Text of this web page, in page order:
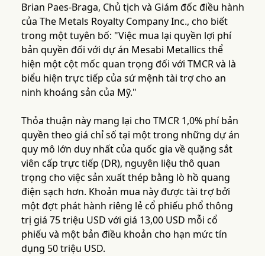
Brian Paes-Braga, Chủ tịch và Giám đốc điều hành
của The Metals Royalty Company Inc., cho biết
trong một tuyên bố: "Việc mua lại quyền lợi phí
bản quyền đối với dự án Mesabi Metallics thể
hiện một cột mốc quan trọng đối với TMCR và là
biểu hiện trực tiếp của sứ mệnh tài trợ cho an
ninh khoáng sản của Mỹ."
Thỏa thuận này mang lại cho TMCR 1,0% phí bản
quyền theo giá chỉ số tại một trong những dự án
quy mô lớn duy nhất của quốc gia về quặng sắt
viên cấp trực tiếp (DR), nguyên liệu thô quan
trọng cho việc sản xuất thép bằng lò hồ quang
điện sạch hơn. Khoản mua này được tài trợ bởi
một đợt phát hành riêng lẻ cổ phiếu phổ thông
trị giá 75 triệu USD với giá 13,00 USD mỗi cổ
phiếu và một bản điều khoản cho hạn mức tín
dụng 50 triệu USD.